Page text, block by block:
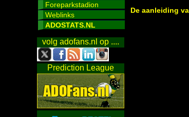
Foreparkstadion
Weblinks
ADOSTATS.NL
volg adofans.nl op ....
Prediction League
De aanleiding